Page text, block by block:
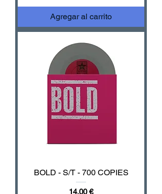
Agregar al carrito
BOLD - S/T - 700 COPIES
Precio
14,00 €